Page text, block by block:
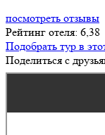
посмотреть отзывы
Рейтинг отеля: 6,38
Подобрать тур в
Поделиться с